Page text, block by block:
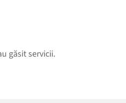
găsit servicii.